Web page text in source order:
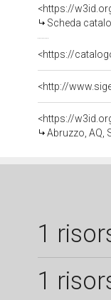
<https://
Scheda
<https://
<http://
<https://
Abruzzo, AQ,
1
1